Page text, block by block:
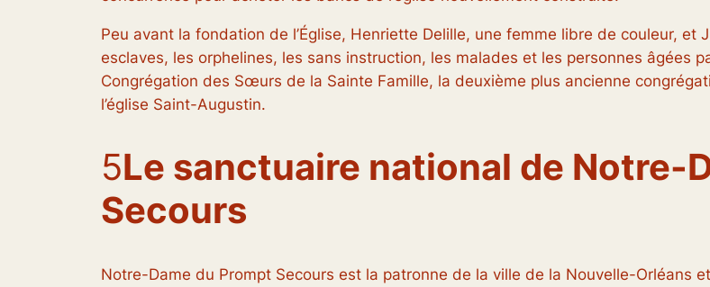
Peu avant la fondation de l’Église, Henriette Delille, une femme libre de couleur,
esclaves, les orphelines, les sans instruction, les malades et les personnes âgées
Congrégation des Sœurs de la Sainte Famille, la deuxième plus ancienne
l’église Saint-Augustin.
5Le sanctuaire national de Notre-
Secours
Notre-Dame du Prompt Secours est la patronne de la ville de la Nouvelle-Orléans